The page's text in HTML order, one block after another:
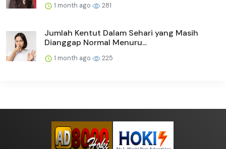
1 month ago 281
Jumlah Kentut Dalam Sehari yang Masih
Dianggap Normal Menuru...
1 month ago 225